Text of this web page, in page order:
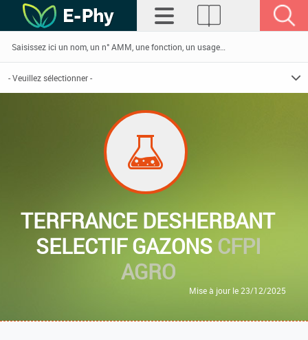
TERFRANCE DESHERBANT
SELECTIF GAZONSCFPI
AGRO
Mise à jour le 23/12/2025